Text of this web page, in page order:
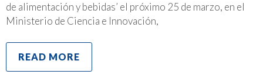
de alimentación y bebidas’ el próximo 25 de marzo, en el
Ministerio de Ciencia e Innovación,
READ MORE